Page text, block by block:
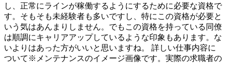
し、正常にラインが稼働するようにするために必要な資格で
す。そもそも未経験者も多いですし、特にこの資格が必要と
いう気はあんまりしません。でもこの資格を持っている同僚
は順調にキャリアアップしているような印象もあります。な
いよりはあった方がいいと思いますね。 詳しい仕事内容に
ついて※メンテナンスのイメージ画像です。実際の求職者の